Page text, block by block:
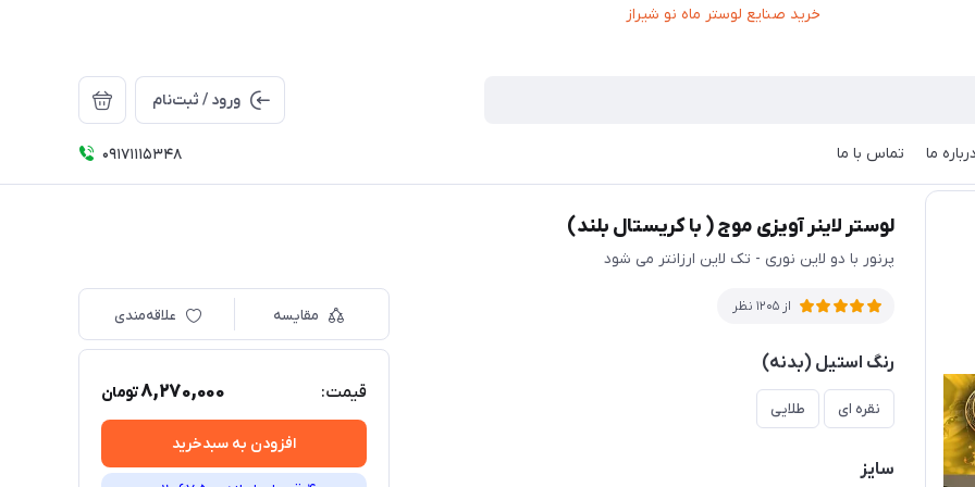
ورود / ثبت‌نام
درباره ما تماس با ما 09171115348
لوستر لاینر آویزی موج ( با کریستال بلند)
پرنور با دو لاین نوری - تک لاین ارزانتر می شود
از 1205 نظر
رنگ استیل (بدنه)
نقره ای طلایی
سایز
مقایسه علاقه‌مندی
قیمت: 8,270,000تومان
افزودن به سبدخرید